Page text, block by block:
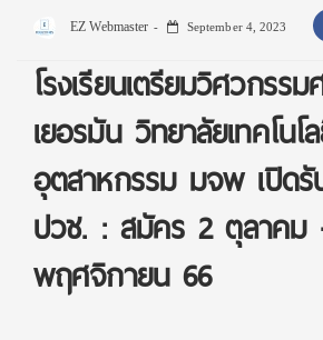
EZ Webmaster September 4, 2023
โรงเรียนเตรียมวิศวกรร
เยอรมัน วิทยาลัยเทคโนโ
อุตสาหกรรม มจพ เปิดรั
ปวช. : สมัคร 2 ตุลาคม
พฤศจิกายน 66